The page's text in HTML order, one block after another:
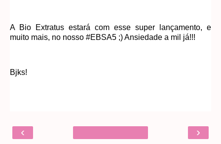
A Bio Extratus estará com esse super lançamento, e
muito mais, no nosso #EBSA5 ;) Ansiedade a mil já!!!
Bjks!
‹ ›